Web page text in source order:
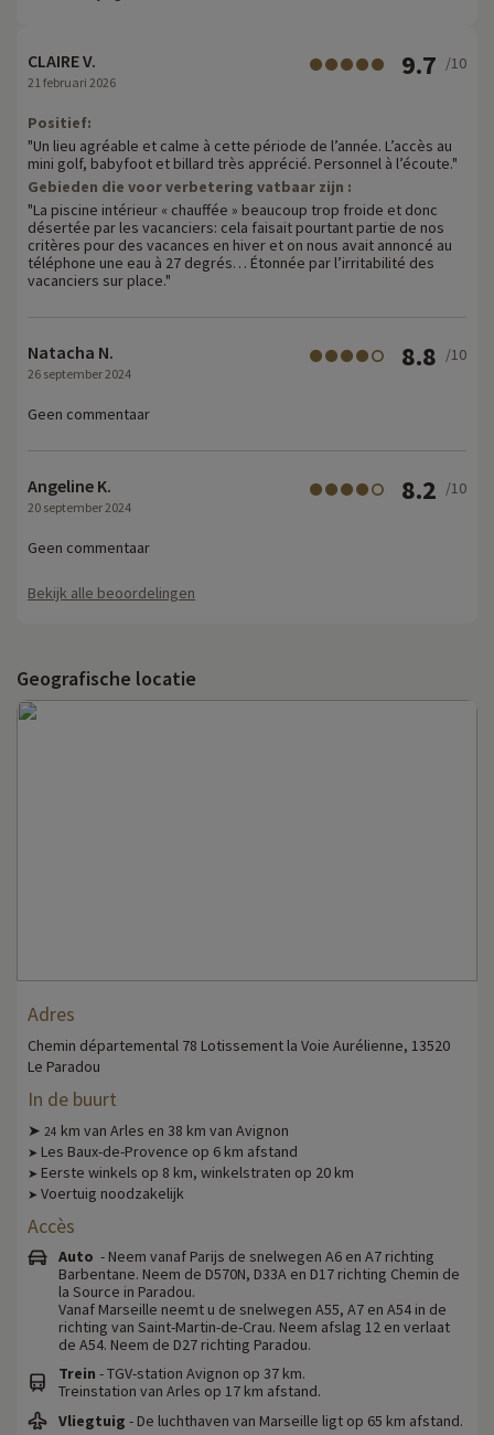
CLAIRE V.
21 februari 2026
9.7 /10
Positief:
"Un lieu agréable et calme à cette période de l’année. L’accès au
mini golf, babyfoot et billard très apprécié. Personnel à l’écoute."
Gebieden die voor verbetering vatbaar zijn :
"La piscine intérieur « chauffée » beaucoup trop froide et donc
désertée par les vacanciers: cela faisait pourtant partie de nos
critères pour des vacances en hiver et on nous avait annoncé au
téléphone une eau à 27 degrés… Étonnée par l’irritabilité des
vacanciers sur place."
Natacha N.
26 september 2024
8.8 /10
Geen commentaar
Angeline K.
20 september 2024
8.2 /10
Geen commentaar
Bekijk alle beoordelingen
Geografische locatie
Adres
Chemin départemental 78 Lotissement la Voie Aurélienne, 13520
Le Paradou
In de buurt
➤ 24 km van Arles en 38 km van Avignon
➤ Les Baux-de-Provence op 6 km afstand
➤ Eerste winkels op 8 km, winkelstraten op 20 km
➤ Voertuig noodzakelijk
Accès
Auto - Neem vanaf Parijs de snelwegen A6 en A7 richting
Barbentane. Neem de D570N, D33A en D17 richting Chemin de
la Source in Paradou.
Vanaf Marseille neemt u de snelwegen A55, A7 en A54 in de
richting van Saint-Martin-de-Crau. Neem afslag 12 en verlaat
de A54. Neem de D27 richting Paradou.
Trein - TGV-station Avignon op 37 km.
Treinstation van Arles op 17 km afstand.
Vliegtuig - De luchthaven van Marseille ligt op 65 km afstand.